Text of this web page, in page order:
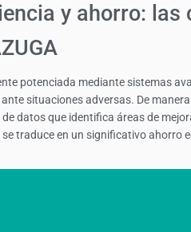
y ahorro: las
potenciada mediante sistemas
situaciones adversas. De
datos que identifica áreas de
traduce en un significativo ahorro